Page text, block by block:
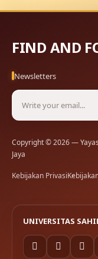
FIND AND
Newsletters
Copyright © 2026 —
Jaya
Kebijakan Privasi
UNIVERSITAS